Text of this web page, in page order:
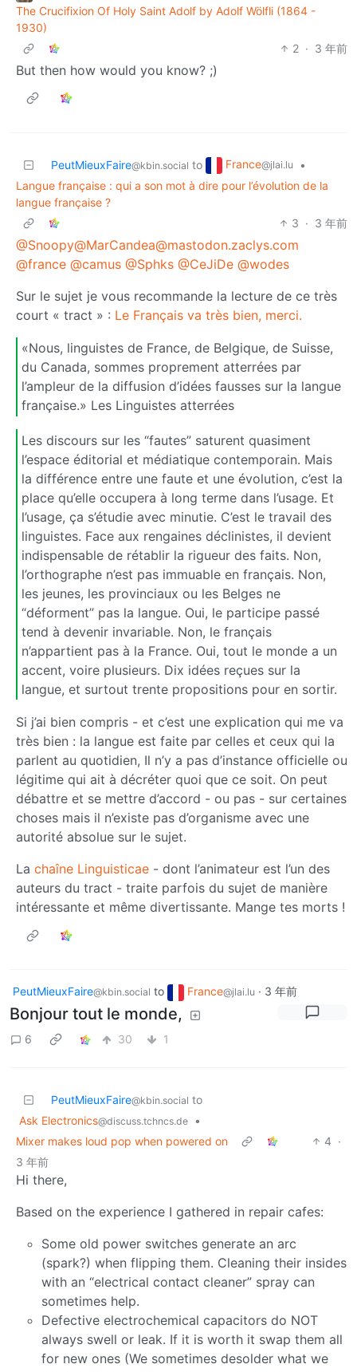
The Crucifixion Of Holy Saint Adolf by Adolf Wölfli (1864 -
1930)
2 · 3 年前
But then how would you know? ;)
PeutMieuxFaire@kbin.social to France@jlai.lu
•
Langue française : qui a son mot à dire pour l’évolution de la
langue française ?
3 · 3 年前
@Snoopy@MarCandea@mastodon.zaclys.com
@france @camus @Sphks @CeJiDe @wodes
Sur le sujet je vous recommande la lecture de ce très
court « tract » : Le Français va très bien, merci.
«Nous, linguistes de France, de Belgique, de Suisse,
du Canada, sommes proprement atterrées par
l’ampleur de la diffusion d’idées fausses sur la langue
française.» Les Linguistes atterrées
Les discours sur les “fautes” saturent quasiment
l’espace éditorial et médiatique contemporain. Mais
la différence entre une faute et une évolution, c’est la
place qu’elle occupera à long terme dans l’usage. Et
l’usage, ça s’étudie avec minutie. C’est le travail des
linguistes. Face aux rengaines déclinistes, il devient
indispensable de rétablir la rigueur des faits. Non,
l’orthographe n’est pas immuable en français. Non,
les jeunes, les provinciaux ou les Belges ne
“déforment” pas la langue. Oui, le participe passé
tend à devenir invariable. Non, le français
n’appartient pas à la France. Oui, tout le monde a un
accent, voire plusieurs. Dix idées reçues sur la
langue, et surtout trente propositions pour en sortir.
Si j’ai bien compris - et c’est une explication qui me va
très bien : la langue est faite par celles et ceux qui la
parlent au quotidien, Il n’y a pas d’instance officielle ou
légitime qui ait à décréter quoi que ce soit. On peut
débattre et se mettre d’accord - ou pas - sur certaines
choses mais il n’existe pas d’organisme avec une
autorité absolue sur le sujet.
La chaîne Linguisticae - dont l’animateur est l’un des
auteurs du tract - traite parfois du sujet de manière
intéressante et même divertissante. Mange tes morts !
PeutMieuxFaire@kbin.social to France@jlai.lu · 3 年前
Bonjour tout le monde,
6 30 1
PeutMieuxFaire@kbin.social to
Ask Electronics@discuss.tchncs.de
•
Mixer makes loud pop when powered on
4 ·
3 年前
Hi there,
Based on the experience I gathered in repair cafes:
Some old power switches generate an arc
(spark?) when flipping them. Cleaning their insides
with an “electrical contact cleaner” spray can
sometimes help.
Defective electrochemical capacitors do NOT
always swell or leak. If it is worth it swap them all
for new ones (We sometimes desolder what we